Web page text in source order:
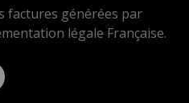
factures générées par
légale Française.